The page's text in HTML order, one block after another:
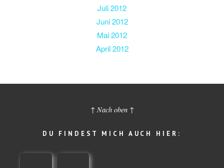
Juli 2012
Juni 2012
Mai 2012
April 2012
↑ Nach oben ↑
DU FINDEST MICH AUCH HIER: